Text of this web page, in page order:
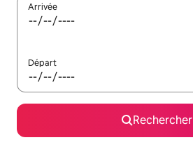
Arrivée
Départ
Rechercher